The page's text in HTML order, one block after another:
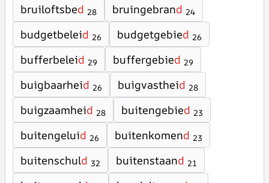
bruiloftsbed 28 bruingebrand 24
budgetbeleid 26 budgetgebied 26
bufferbeleid 29 buffergebied 29
buigbaarheid 26 buigvastheid 28
buigzaamheid 28 buitengebied 23
buitengeluid 26 buitenkomend 23
buitenschuld 32 buitenstaand 21